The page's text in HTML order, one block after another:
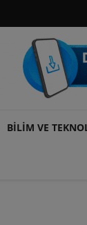
BİLİM VE